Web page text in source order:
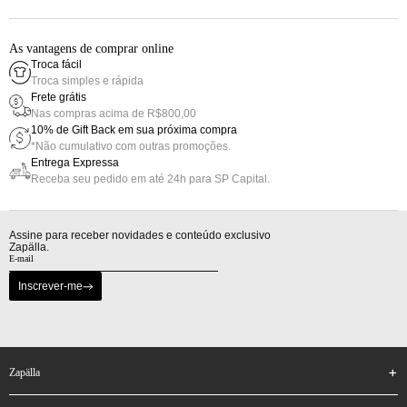
As vantagens de comprar online
Troca fácil
Troca simples e rápida
Frete grátis
Nas compras acima de R$800,00
10% de Gift Back em sua próxima compra
*Não cumulativo com outras promoções.
Entrega Expressa
Receba seu pedido em até 24h para SP Capital.
Assine para receber novidades e conteúdo exclusivo
Zapälla.
Inscrever-me
zapälla